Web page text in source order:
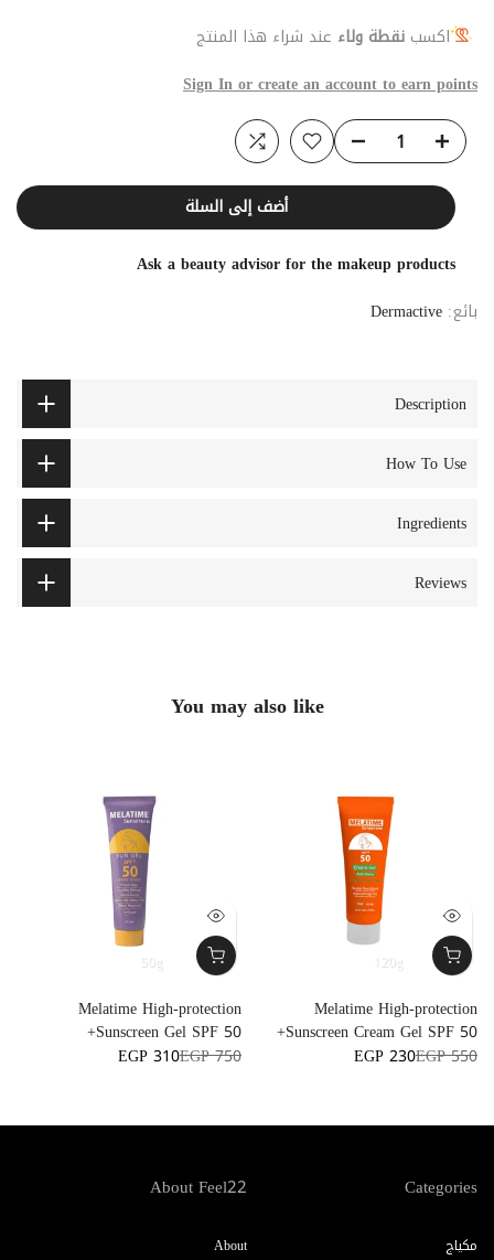
اكسب نقطة ولاء عند شراء هذا المنتج
Sign In or create an account to earn points
أضف إلى السلة
Ask a beauty advisor for the makeup products
بائع: Dermactive
Description
How To Use
Ingredients
Reviews
You may also like
50g
Melatime High-protection
Sunscreen Gel SPF 50+
EGP 750
EGP 310
120g
Melatime High-protection
Sunscreen Cream Gel SPF 50+
EGP 550
EGP 230
Categories
مكياج
About Feel22
About